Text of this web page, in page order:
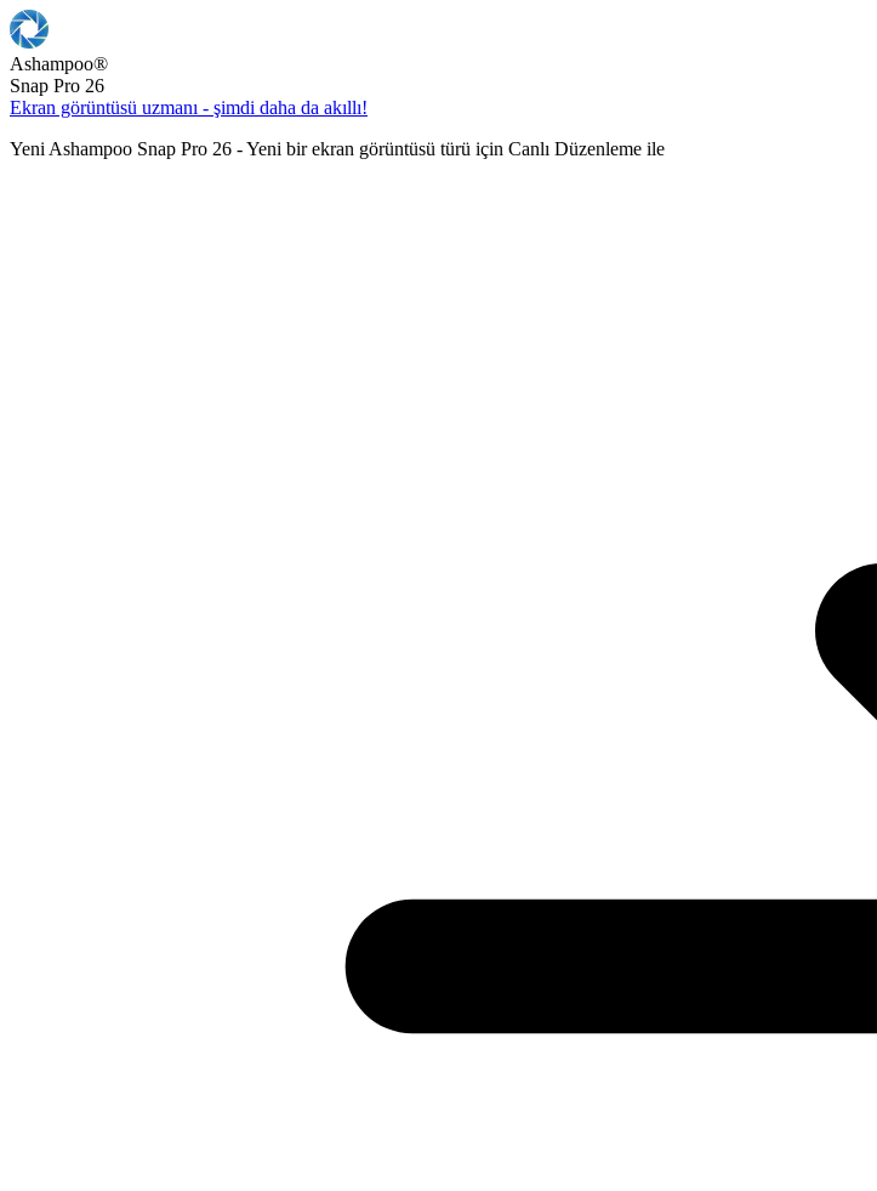
Ashampoo®
Snap Pro 26
Ekran görüntüsü uzmanı - şimdi daha da akıllı!
Yeni Ashampoo Snap Pro 26 - Yeni bir ekran görüntüsü türü için Canlı Düzenleme ile